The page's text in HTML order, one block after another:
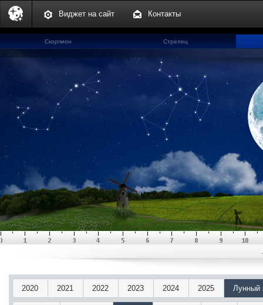
Виджет на сайт Контакты
Скорпион
Стрелец
2020 2021 2022 2023 2024 2025 Лунный